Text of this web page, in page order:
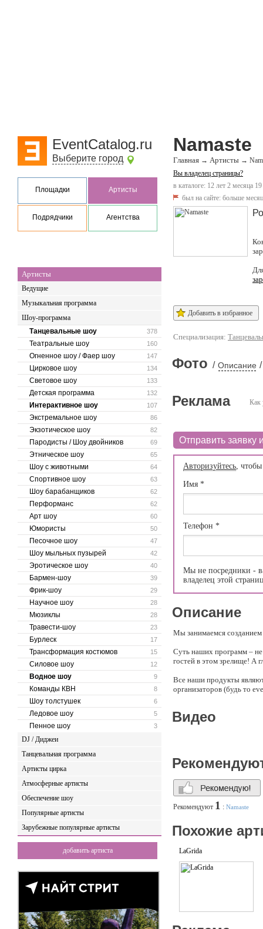
EventCatalog.ru
Выберите город
Площадки Артисты
Подрядчики Агентства
Артисты
Ведущие
Музыкальная программа
Шоу-программа
378
Танцевальные шоу
160
Театральные шоу
147
Огненное шоу / Фаер шоу
134
Цирковое шоу
133
Световое шоу
132
Детская программа
107
Интерактивное шоу
86
Экстремальное шоу
82
Экзотическое шоу
69
Пародисты / Шоу двойников
65
Этническое шоу
64
Шоу с животными
63
Спортивное шоу
62
Шоу барабанщиков
62
Перформанс
60
Арт шоу
50
Юмористы
47
Песочное шоу
42
Шоу мыльных пузырей
40
Эротическое шоу
39
Бармен-шоу
29
Фрик-шоу
28
Научное шоу
28
Мюзиклы
23
Травести-шоу
17
Бурлеск
15
Трансформация костюмов
12
Силовое шоу
9
Водное шоу
8
Команды КВН
6
Шоу толстушек
5
Ледовое шоу
3
Пенное шоу
DJ / Диджеи
Танцевальная программа
Артисты цирка
Атмосферные артисты
Обеспечение шоу
Популярные артисты
Зарубежные популярные артисты
добавить артиста
Namaste
Главная → Артисты →
Вы владелец страницы?
в каталоге: 12 лет 2 месяца
был на сайте: больше
Добавить в избранное
Специализация:
Фото / Описание /
Как
Реклама
Отправить заявку
Авторизуйтесь,
Имя *
Телефон *
Мы не посредники -
владелец этой
Описание
Мы занимаемся
Суть наших программ – не
гостей в этом зрелище! А
Все наши продукты
организаторов (будь то
Наши продукты: водная
Видео
Рекомендуют 1 : Namaste
Похожие
LaGrida